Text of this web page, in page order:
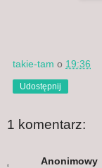
takie-tam o 19:36
Udostępnij
1 komentarz:
Anonimowy